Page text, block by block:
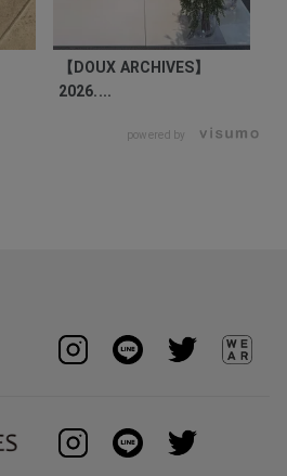
【DOUX ARCHIVES】
2026....
powered by